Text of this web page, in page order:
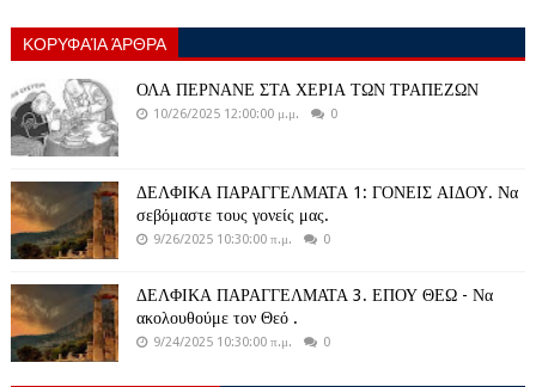
ΚΟΡΥΦΑΊΑ ΆΡΘΡΑ
ΟΛΑ ΠΕΡΝΑΝΕ ΣΤΑ ΧΕΡΙΑ ΤΩΝ ΤΡΑΠΕΖΩΝ
10/26/2025 12:00:00 μ.μ. 0
ΔΕΛΦΙΚΑ ΠΑΡΑΓΓΕΛΜΑΤΑ 1: ΓΟΝΕΙΣ ΑΙΔΟΥ. Να
σεβόμαστε τους γονείς μας.
9/26/2025 10:30:00 π.μ. 0
ΔΕΛΦΙΚΑ ΠΑΡΑΓΓΕΛΜΑΤΑ 3. ΕΠΟΥ ΘΕΩ - Να
ακολουθούμε τον Θεό .
9/24/2025 10:30:00 π.μ. 0